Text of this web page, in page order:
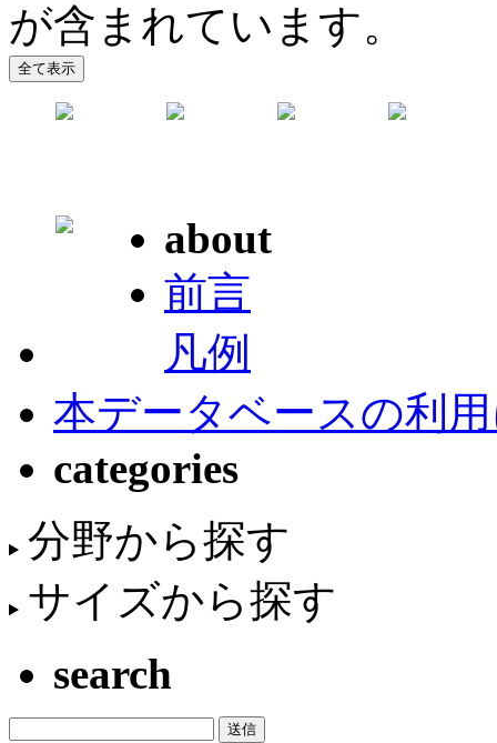
が含まれています。
about
前言
凡例
本データベースの利
categories
分野から探す
サイズから探す
search